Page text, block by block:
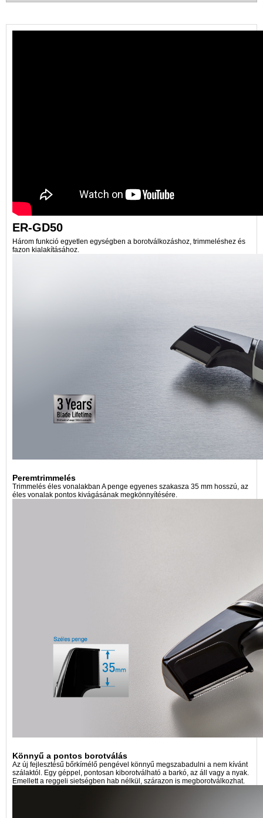
ER-GD50
Három funkció egyetlen egységben a borotválkozáshoz, trimmeléshez és
fazon kialakításához.
Peremtrimmelés
Trimmelés éles vonalakban A penge egyenes szakasza 35 mm hosszú, az
éles vonalak pontos kivágásának megkönnyítésére.
Könnyű a pontos borotválás
Az új fejlesztésű bőrkímélő pengével könnyű megszabadulni a nem kívánt
szálaktól. Egy géppel, pontosan kiborotválható a barkó, az áll vagy a nyak.
Emellett a reggeli sietségben hab nélkül, szárazon is megborotválkozhat.